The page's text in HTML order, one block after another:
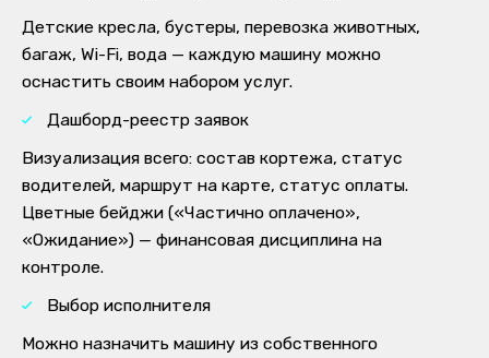
Детские кресла, бустеры, перевозка животных,
багаж, Wi-Fi, вода — каждую машину можно
оснастить своим набором услуг.
Дашборд-реестр заявок
Визуализация всего: состав кортежа, статус
водителей, маршрут на карте, статус оплаты.
Цветные бейджи («Частично оплачено»,
«Ожидание») — финансовая дисциплина на
контроле.
Выбор исполнителя
Можно назначить машину из собственного